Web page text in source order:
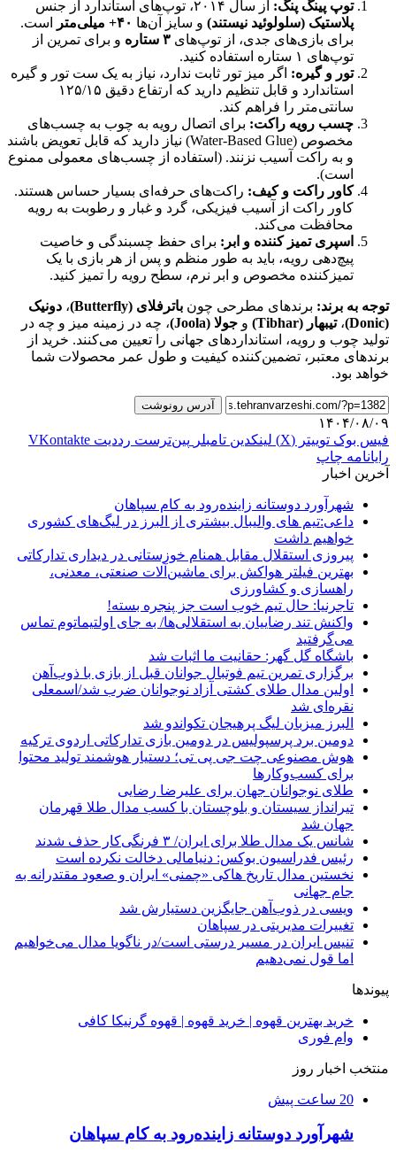
توپ پینگ پنگ: از سال ۲۰۱۴، توپ‌های استاندارد از جنس
پلاستیک (سلولوئید نیستند) و سایز آن‌ها ۴۰+ میلی‌متر
است.
برای بازی‌های جدی، از توپ‌های ۳ ستاره
و برای تمرین از
توپ‌های ۱ ستاره استفاده کنید.
تور و گیره: اگر میز تور ثابت ندارد، نیاز به یک ست تور و گیره
استاندارد و قابل تنظیم دارید که ارتفاع دقیق ۱۲۵/۱۵
سانتی‌متر را فراهم کند.
چسب رویه راکت: برای اتصال رویه به چوب به چسب‌های
مخصوص (Water-Based Glue) نیاز دارید که قابل تعویض باشند
و به راکت آسیب نزنند. (استفاده از چسب‌های معمولی ممنوع
است).
کاور راکت و کیف: راکت‌های حرفه‌ای بسیار حساس هستند.
کاور راکت از آسیب فیزیکی، گرد و غبار و رطوبت به رویه
محافظت می‌کند.
اسپری تمیز کننده و ابر: برای حفظ چسبندگی و خاصیت
پیچ‌دهی رویه، باید به طور منظم و پس از هر بازی با یک
تمیزکننده مخصوص و ابر نرم، سطح رویه را تمیز کنید.
توجه به برند: برندهای مطرحی چون باترفلای (Butterfly) ، دونیک
(Donic)
،تیبهار (Tibhar) و جولا (Joola)
، چه در زمینه میز و چه در
تولید چوب و رویه، استانداردهای جهانی را تعیین می‌کنند. خرید از
برندهای معتبر، تضمین‌کننده کیفیت و طول عمر محصولات شما
خواهد بود.
آدرس رونوشت
۱۴۰۴/۰۸/۰۹
فیس بوک توییتر (X) لینکدین ‫تامبلر ‫پین‌ترست ‫رددیت ‫VKontakte
رایانامه چاپ
آخرین اخبار
شهرآورد دوستانه زاینده‌رود به کام سپاهان
داعی:تیم های والیبال بیشتری از البرز در لیگ‌های کشوری
خواهیم داشت
پیروزی استقلال مقابل همنام خوزستانی در دیداری تدارکاتی
بهترین فیلتر هواکش برای ماشین‌آلات صنعتی، معدنی،
راهسازی و کشاورزی
تاجرنیا: حال تیم خوب است جز پنجره بسته!
واکنش تند رضاییان به استقلالی‌ها/ به جای اولتیماتوم تماس
می‌گرفتید
باشگاه گل گهر: حقانیت ما اثبات شد
برگزاری تمرین تیم فوتبال جوانان قبل از بازی با ذوب‌آهن
اولین مدال طلای کشتی آزاد نوجوانان ضرب شد/اسمعلی
نقره‌ای شد
البرز میزبان لیگ پرهیجان تکواندو شد
دومین برد پرسپولیس در دومین بازی تدارکاتی اردوی ترکیه
هوش مصنوعی چت جی پی تی؛ دستیار هوشمند تولید محتوا
برای کسب‌وکارها
طلای نوجوانان جهان برای علیرضا رضایی
تیرانداز سیستان و بلوچستان با کسب مدال طلا قهرمان
جهان شد
شانس یک مدال طلا برای ایران/ ۳ فرنگی‌کار حذف شدند
رئیس فدراسیون بوکس: دنیامالی دخالت نکرده است
نخستین مدال تاریخ هاکی «چمنی» ایران و صعود مقتدرانه به
جام جهانی
ویسی در ذوب‌آهن جایگزین دستیارش شد
تغییرات مدیریتی در سپاهان
تنیس ایران در مسیر درستی است/در ناگویا مدال می‌خواهیم
اما قول نمی‌دهیم
پیوندها
خرید بهترین قهوه | خرید قهوه | قهوه گرنیکا کافی
وام فوری
منتخب اخبار روز
20 ساعت پیش
شهرآورد دوستانه زاینده‌رود به کام سپاهان